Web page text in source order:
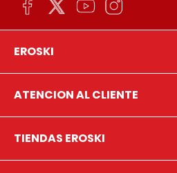
EROSKI
ATENCION AL CLIENTE
TIENDAS EROSKI